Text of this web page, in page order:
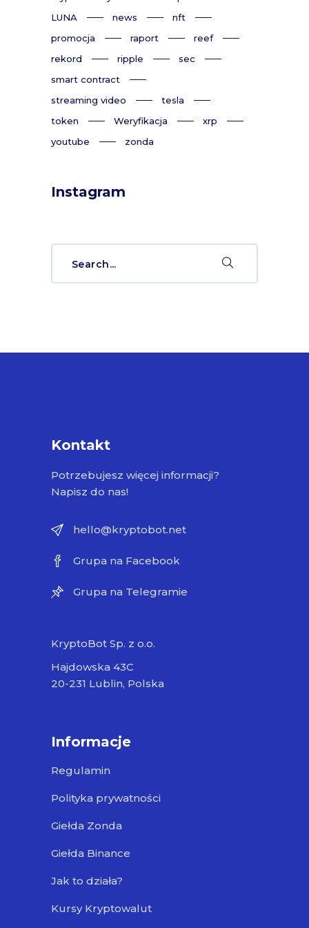
LUNA
news
nft
promocja
raport
reef
rekord
ripple
sec
smart contract
streaming video
tesla
token
Weryfikacja
xrp
youtube
zonda
Instagram
Kontakt
Potrzebujesz więcej informacji?
Napisz do nas!
hello@kryptobot.net
Grupa na Facebook
Grupa na Telegramie
KryptoBot Sp. z o.o.
Hajdowska 43C
20-231 Lublin, Polska
Informacje
Regulamin
Polityka prywatności
Giełda Zonda
Giełda Binance
Jak to działa?
Kursy Kryptowalut